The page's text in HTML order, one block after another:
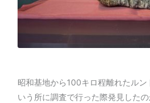
昭和基地から100キロ程離れたルン
いう所に調査で行った際発見した